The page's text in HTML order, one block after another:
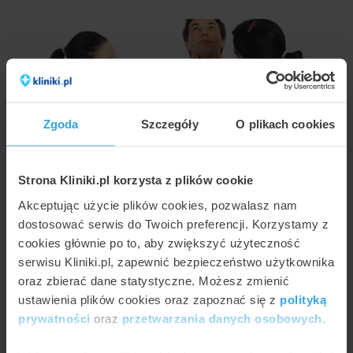
Zgoda Szczegóły O plikach cookies
Strona Kliniki.pl korzysta z plików cookie
Akceptując użycie plików cookies, pozwalasz nam
dostosować serwis do Twoich preferencji. Korzystamy z
cookies głównie po to, aby zwiększyć użyteczność
serwisu Kliniki.pl, zapewnić bezpieczeństwo użytkownika
oraz zbierać dane statystyczne. Możesz zmienić
ustawienia plików cookies oraz zapoznać się z polityką
prywatności oraz przetwarzania danych osobowych
laserowy
JULIA WŁOSIŃSKA